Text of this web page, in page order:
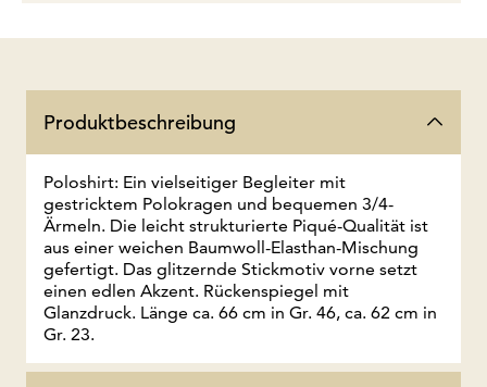
Produktbeschreibung
Poloshirt: Ein vielseitiger Begleiter mit
gestricktem Polokragen und bequemen 3/4-
Ärmeln. Die leicht strukturierte Piqué-Qualität ist
aus einer weichen Baumwoll-Elasthan-Mischung
gefertigt. Das glitzernde Stickmotiv vorne setzt
einen edlen Akzent. Rückenspiegel mit
Glanzdruck. Länge ca. 66 cm in Gr. 46, ca. 62 cm in
Gr. 23.